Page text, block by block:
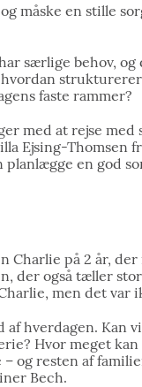
måske en stille
særlige behov,
faste rammer?
med at rejse
Ejsing-Thomsen
en god
Charlie på 2 år,
der også tæller
men det var
af hverdagen. Kan
Hvor meget kan
og resten af
Bech.